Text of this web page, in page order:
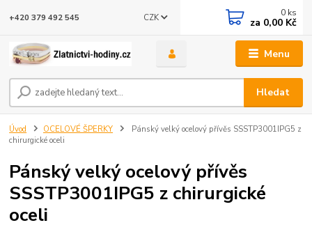
Menu
CZK
Hledat
+420 379 492 545 0 ks
za 0,00 Kč
Úvod OCELOVÉ ŠPERKY
Pánský velký ocelový přívěs SSSTP3001IPG5 z
chirurgické oceli
Pánský velký ocelový přívěs
SSSTP3001IPG5 z chirurgické
oceli